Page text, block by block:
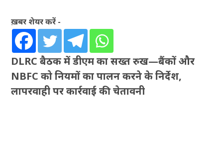
ख़बर शेयर करें -
DLRC बैठक में डीएम का सख्त रुख—बैंकों और
NBFC को नियमों का पालन करने के निर्देश,
लापरवाही पर कार्रवाई की चेतावनी